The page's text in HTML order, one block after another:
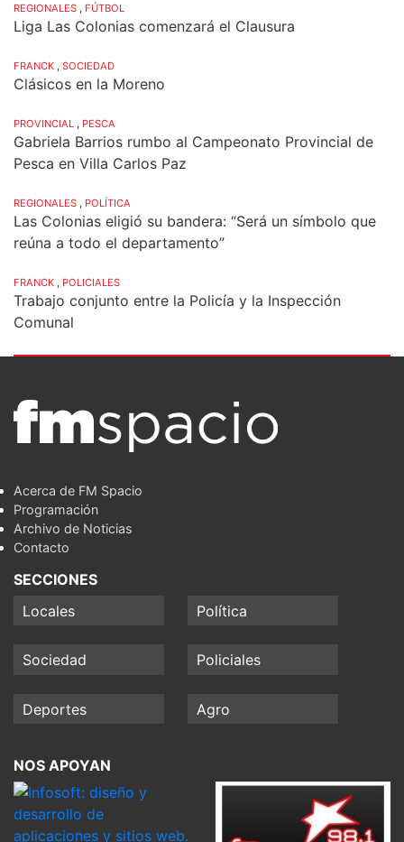
REGIONALES , FÚTBOL
Liga Las Colonias comenzará el Clausura
FRANCK , SOCIEDAD
Clásicos en la Moreno
PROVINCIAL , PESCA
Gabriela Barrios rumbo al Campeonato Provincial de
Pesca en Villa Carlos Paz
REGIONALES , POLÍTICA
Las Colonias eligió su bandera: “Será un símbolo que
reúna a todo el departamento”
FRANCK , POLICIALES
Trabajo conjunto entre la Policía y la Inspección
Comunal
Acerca de FM Spacio
Programación
Archivo de Noticias
Contacto
SECCIONES
Locales
Política
Sociedad Policiales
Deportes Agro
NOS APOYAN